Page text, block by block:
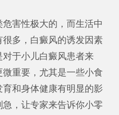
害性极大的，而生活中
多，白癜风的诱发因素
于小儿白癜风患者来
重要，尤其是一些小食
和身体健康有明显的影
，让专家来告诉你小零